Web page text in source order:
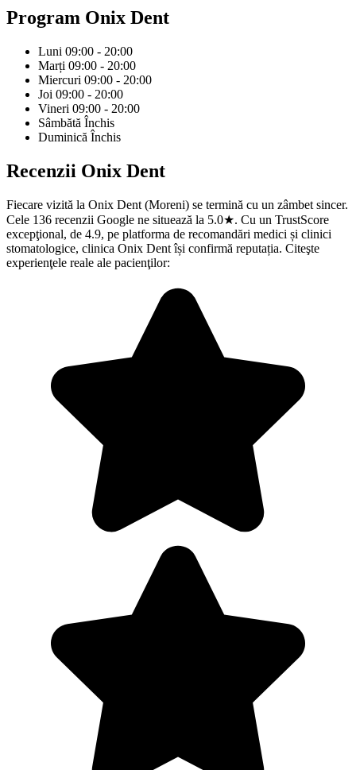
Program Onix Dent
Luni 09:00 - 20:00
Marți 09:00 - 20:00
Miercuri 09:00 - 20:00
Joi 09:00 - 20:00
Vineri 09:00 - 20:00
Sâmbătă Închis
Duminică Închis
Recenzii Onix Dent
Fiecare vizită la Onix Dent (Moreni) se termină cu un zâmbet sincer.
Cele 136 recenzii Google ne situează la 5.0★. Cu un TrustScore
excepţional, de 4.9, pe platforma de recomandări medici și clinici
stomatologice, clinica Onix Dent își confirmă reputația. Citeşte
experienţele reale ale pacienţilor: